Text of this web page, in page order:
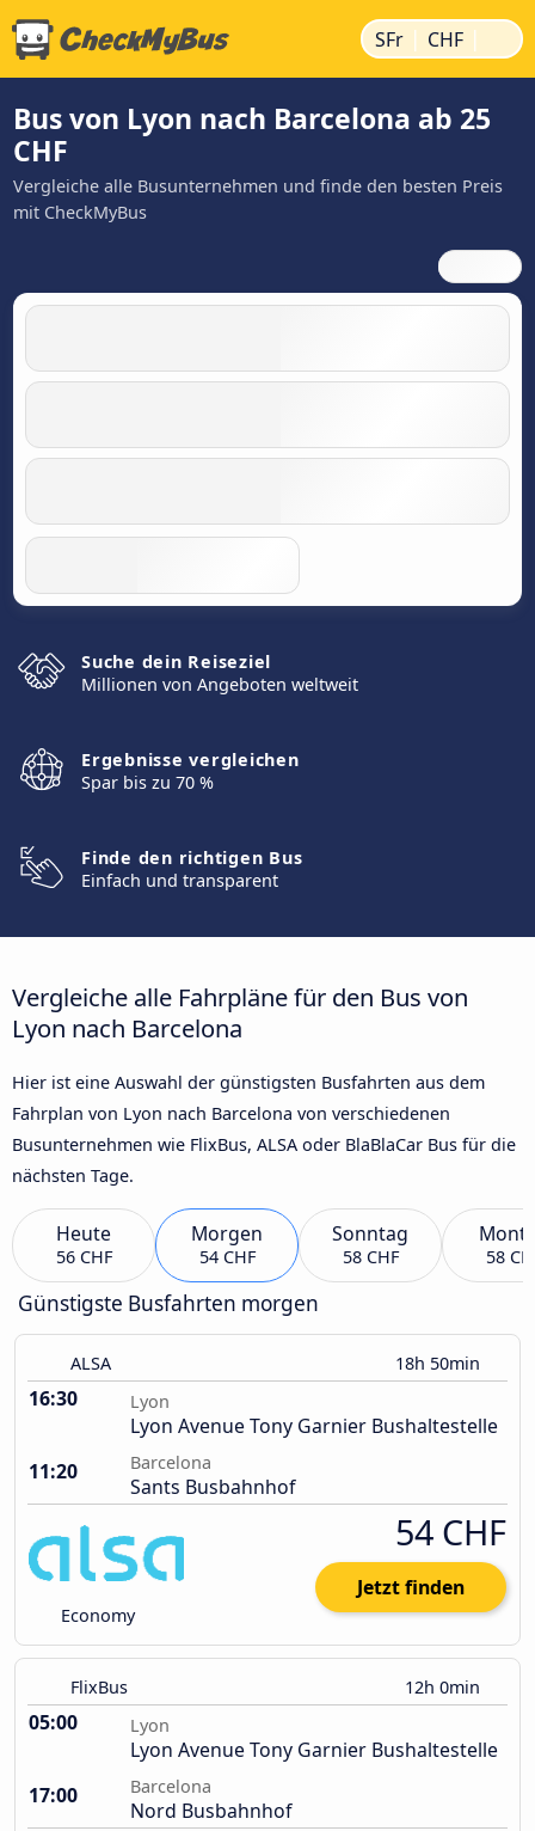
SFr | CHF |
Bus von Lyon nach Barcelona ab 25
CHF
Vergleiche alle Busunternehmen und finde den besten Preis
mit CheckMyBus
Suche dein Reiseziel
Millionen von Angeboten weltweit
Ergebnisse vergleichen
Spar bis zu 70 %
Finde den richtigen Bus
Einfach und transparent
Vergleiche alle Fahrpläne für den Bus von
Lyon nach Barcelona
Hier ist eine Auswahl der günstigsten Busfahrten aus dem
Fahrplan von Lyon nach Barcelona von verschiedenen
Busunternehmen wie FlixBus, ALSA oder BlaBlaCar Bus für die
nächsten Tage.
Heute
56 CHF
Morgen
54 CHF
Sonntag
58 CHF 58
Günstigste Busfahrten morgen
ALSA 18h 50min
16:30 Lyon
Lyon Avenue Tony Garnier Bushaltestelle
11:20
Barcelona
Sants Busbahnhof
Economy
54 CHF
Jetzt finden
FlixBus 12h 0min
05:00 Lyon
Lyon Avenue Tony Garnier Bushaltestelle
17:00
Barcelona
Nord Busbahnhof